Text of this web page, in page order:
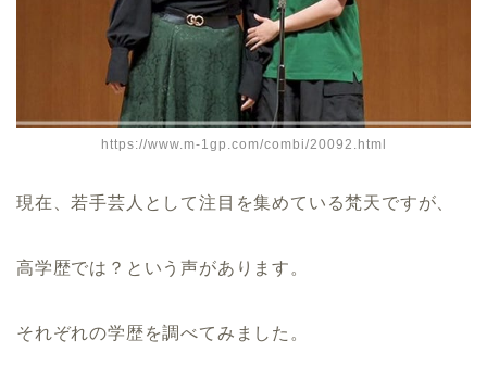
https://www.m-1gp.com/combi/20092.html
現在、若手芸人として注目を集めている梵天ですが、
高学歴では？という声があります。
それぞれの学歴を調べてみました。